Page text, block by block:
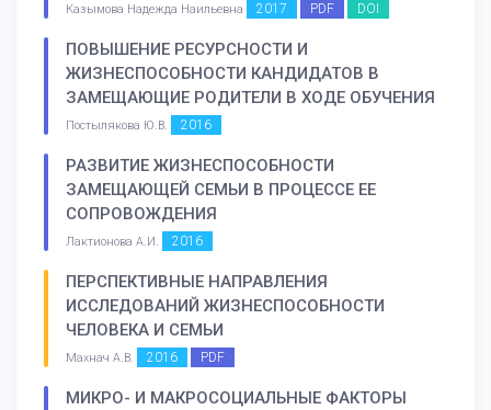
Казымова Надежда Наильевна 2017 PDF DOI
ПОВЫШЕНИЕ РЕСУРСНОСТИ И
ЖИЗНЕСПОСОБНОСТИ КАНДИДАТОВ В
ЗАМЕЩАЮЩИЕ РОДИТЕЛИ В ХОДЕ ОБУЧЕНИЯ
Постылякова Ю.В. 2016
РАЗВИТИЕ ЖИЗНЕСПОСОБНОСТИ
ЗАМЕЩАЮЩЕЙ СЕМЬИ В ПРОЦЕССЕ ЕЕ
СОПРОВОЖДЕНИЯ
Лактионова А.И. 2016
ПЕРСПЕКТИВНЫЕ НАПРАВЛЕНИЯ
ИССЛЕДОВАНИЙ ЖИЗНЕСПОСОБНОСТИ
ЧЕЛОВЕКА И СЕМЬИ
Махнач А.В. 2016 PDF
МИКРО- И МАКРОСОЦИАЛЬНЫЕ ФАКТОРЫ